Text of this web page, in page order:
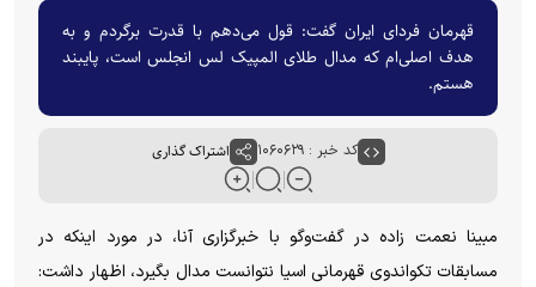
قهرمان فردای ایران گفت: قول می‌دهم با قدرت برگردم و به
هدف اصلی‌ام که مدال طلای المپیک لس انجلس است، پایبند
هستم.
کد خبر : ۱۰۶۰۶۲۹ اشتراک گذاری
مبینا نعمت زاده در گفت‌و‌گو با خبرگزاری آنا، در مورد اینکه در
مسابقات تکواندوی قهرمانی اسیا نتوانست مدال بگیرد، اظهار داشت: